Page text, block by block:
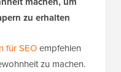
zu erhalten
für SEOempfehlen
zu machen.